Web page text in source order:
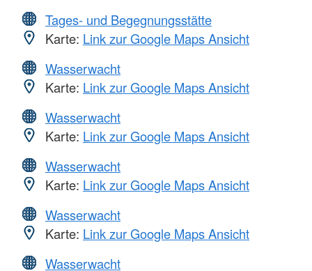
Tages- und Begegnungsstätte
Karte: Link zur Google Maps Ansicht
Wasserwacht
Karte: Link zur Google Maps Ansicht
Wasserwacht
Karte: Link zur Google Maps Ansicht
Wasserwacht
Karte: Link zur Google Maps Ansicht
Wasserwacht
Karte: Link zur Google Maps Ansicht
Wasserwacht